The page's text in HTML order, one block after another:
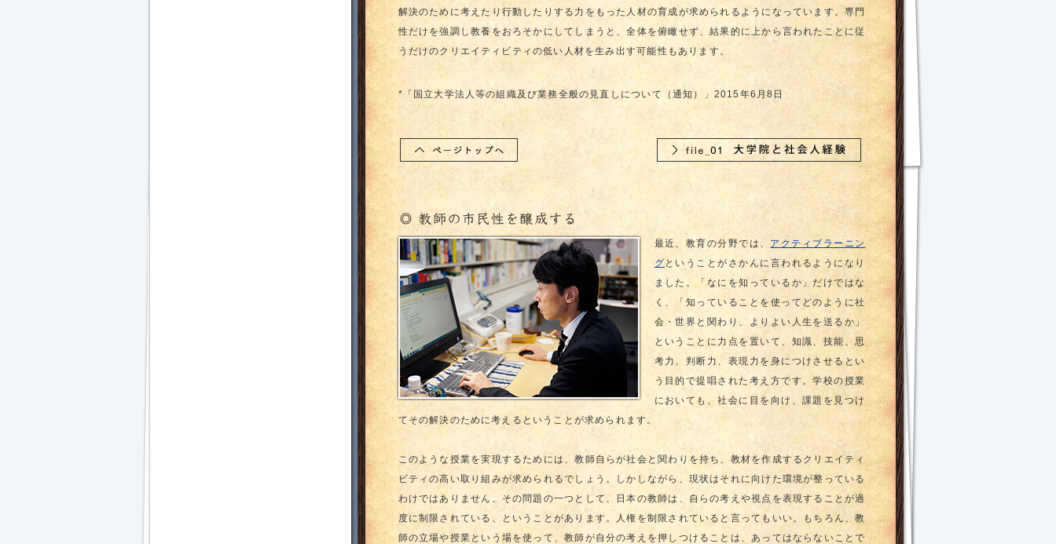
解決のために考えたり行動したりする力をもった人材の育成が求められるようになっています。専門
性だけを強調し教養をおろそかにしてしまうと、全体を俯瞰せず、結果的に上から言われたことに従
うだけのクリエイティビティの低い人材を生み出す可能性もあります。
*「国立大学法人等の組織及び業務全般の見直しについて（通知）」2015年6月8日
最近、教育の分野では、 アクティブラーニン
グ ということがさかんに言われるようになり
ました。「なにを知っているか」だけではな
く、「知っていることを使ってどのように社
会・世界と関わり、よりよい人生を送るか」
ということに力点を置いて、知識、技能、思
考力、判断力、表現力を身につけさせるとい
う目的で提唱された考え方です。学校の授業
においても、社会に目を向け、課題を見つけ
てその解決のために考えるということが求められます。
このような授業を実現するためには、教師自らが社会と関わりを持ち、教材を作成するクリエイティ
ビティの高い取り組みが求められるでしょう。しかしながら、現状はそれに向けた環境が整っている
わけではありません。その問題の一つとして、日本の教師は、自らの考えや視点を表現することが過
度に制限されている、ということがあります。人権を制限されていると言ってもいい。もちろん、教
師の立場や授業という場を使って、教師が自分の考えを押しつけることは、あってはならないことで